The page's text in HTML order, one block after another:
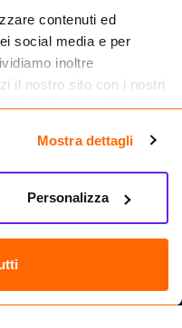
contenuti ed
social media e per
inoltre
il nostro sito con i nostri
dati web, pubblicità e
hanno raccolto dal
Mostra dettagli
Personalizza